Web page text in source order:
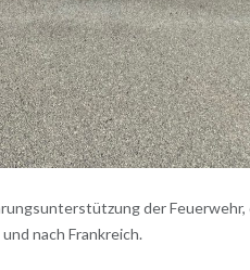
der
nach Frankreich.